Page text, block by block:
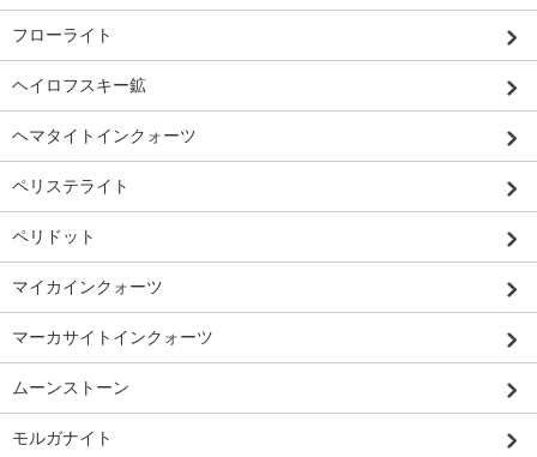
フローライト
ヘイロフスキー鉱
ヘマタイトインクォーツ
ペリステライト
ペリドット
マイカインクォーツ
マーカサイトインクォーツ
ムーンストーン
モルガナイト